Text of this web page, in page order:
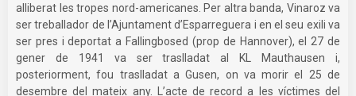
alliberat les tropes nord-americanes. Per altra banda, Vinaroz va
ser treballador de l’Ajuntament d’Esparreguera i en el seu exili va
ser pres i deportat a Fallingbosed (prop de Hannover), el 27 de
gener de 1941 va ser traslladat al KL Mauthausen i,
posteriorment, fou traslladat a Gusen, on va morir el 25 de
desembre del mateix any. L’acte de record a les víctimes del